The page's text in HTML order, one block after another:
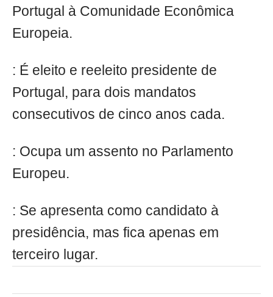
Portugal à Comunidade Econômica
Europeia.
: É eleito e reeleito presidente de
Portugal, para dois mandatos
consecutivos de cinco anos cada.
: Ocupa um assento no Parlamento
Europeu.
: Se apresenta como candidato à
presidência, mas fica apenas em
terceiro lugar.